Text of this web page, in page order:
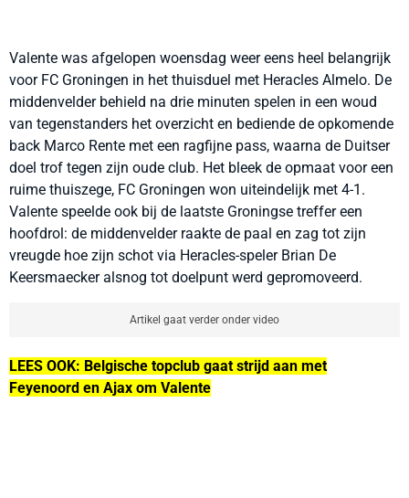
Valente was afgelopen woensdag weer eens heel belangrijk
voor FC Groningen in het thuisduel met Heracles Almelo. De
middenvelder behield na drie minuten spelen in een woud
van tegenstanders het overzicht en bediende de opkomende
back Marco Rente met een ragfijne pass, waarna de Duitser
doel trof tegen zijn oude club. Het bleek de opmaat voor een
ruime thuiszege, FC Groningen won uiteindelijk met 4-1.
Valente speelde ook bij de laatste Groningse treffer een
hoofdrol: de middenvelder raakte de paal en zag tot zijn
vreugde hoe zijn schot via Heracles-speler Brian De
Keersmaecker alsnog tot doelpunt werd gepromoveerd.
Artikel gaat verder onder video
LEES OOK: Belgische topclub gaat strijd aan met
Feyenoord en Ajax om Valente